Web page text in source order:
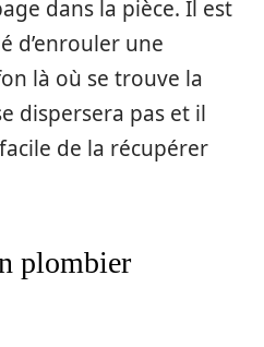
dans la pièce. Il est
d’enrouler une
là où se trouve la
dispersera pas et il
de la récupérer
plombier